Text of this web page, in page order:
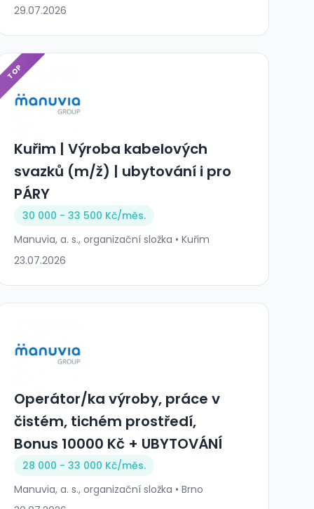
29.07.2026
TOP
Kuřim | Výroba kabelových
svazků (m/ž) | ubytování i pro
PÁRY
30 000 - 33 500 Kč/měs.
Manuvia, a. s., organizační složka • Kuřim
23.07.2026
Operátor/ka výroby, práce v
čistém, tichém prostředí,
Bonus 10000 Kč + UBYTOVÁNÍ
28 000 - 33 000 Kč/měs.
Manuvia, a. s., organizační složka • Brno